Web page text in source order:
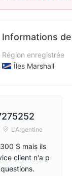
Informations
Région enregistrée
Îles Marshall
Société
ZenTrade
L'Argentine
$ mais ils
client n'a p